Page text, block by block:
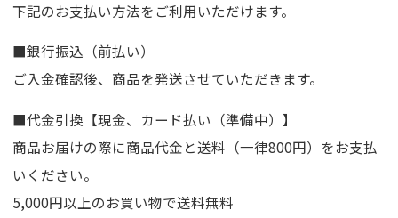
下記のお支払い方法をご利用いただけます。
■銀行振込（前払い）
ご入金確認後、商品を発送させていただきます。
■代金引換【現金、カード払い（準備中）】
商品お届けの際に商品代金と送料（一律800円）をお支払
いください。
5,000円以上のお買い物で送料無料